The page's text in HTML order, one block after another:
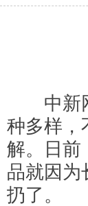
中新网
种多样，
解。日前
品就因为
扔了。